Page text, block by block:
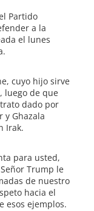
Partido
a la
el lunes
cuyo hijo sirve
luego de que
dado por
Ghazala
Irak.
para usted,
Trump le
de nuestro
hacia el
esos ejemplos.